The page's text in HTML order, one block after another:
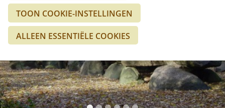
Omgeving
Genoeg te doen in het
mooie Drenthe!
TOON COOKIE-INSTELLINGEN
ALLEEN ESSENTIËLE COOKIES